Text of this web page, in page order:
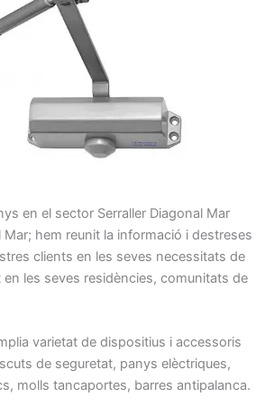
en el sector Serraller Diagonal Mar
Mar; hem reunit la informació i destreses
clients en les seves necessitats de
en les seves residències, comunitats de
varietat de dispositius i accessoris
de seguretat, panys elèctriques,
, molls tancaportes, barres antipalanca.